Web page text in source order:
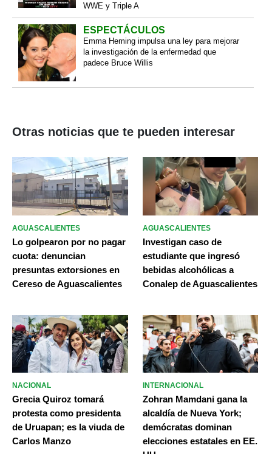
WWE y Triple A
ESPECTÁCULOS
Emma Heming impulsa una ley para mejorar
la investigación de la enfermedad que
padece Bruce Willis
Otras noticias que te pueden interesar
AGUASCALIENTES
Lo golpearon por no pagar
cuota: denuncian
presuntas extorsiones en
Cereso de Aguascalientes
AGUASCALIENTES
Investigan caso de
estudiante que ingresó
bebidas alcohólicas a
Conalep de Aguascalientes
NACIONAL
Grecia Quiroz tomará
protesta como presidenta
de Uruapan; es la viuda de
Carlos Manzo
INTERNACIONAL
Zohran Mamdani gana la
alcaldía de Nueva York;
demócratas dominan
elecciones estatales en EE.